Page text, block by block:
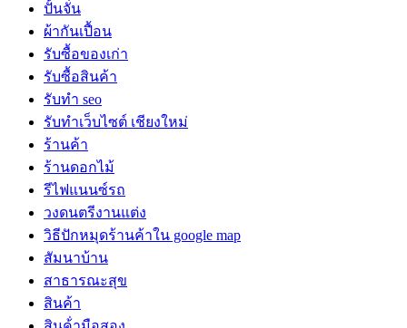
ปั้นจั่น
ผ้ากันเปื้อน
รับซื้อของเก่า
รับซื้อสินค้า
รับทำ seo
รับทำเว็บไซต์ เชียงใหม่
ร้านค้า
ร้านดอกไม้
รีไฟแนนซ์รถ
วงดนตรีงานแต่ง
วิธีปักหมุดร้านค้าใน google map
สัมนาบ้าน
สาธารณะสุข
สินค้า